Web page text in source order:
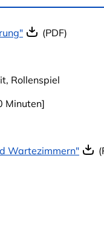
(PDF)
Rollenspiel
Minuten]
Wartezimmern"